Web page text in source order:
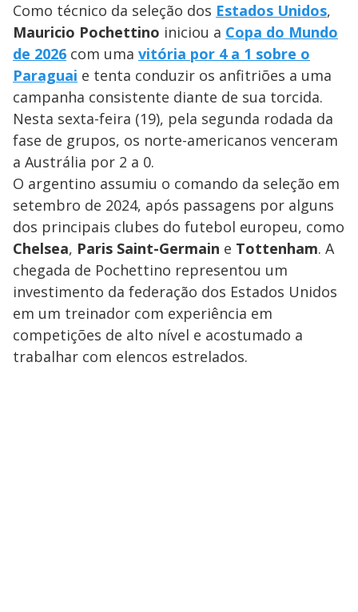
Como técnico da seleção dos Estados Unidos,
Mauricio Pochettino iniciou a Copa do Mundo
de 2026 com uma vitória por 4 a 1 sobre o
Paraguai e tenta conduzir os anfitriões a uma
campanha consistente diante de sua torcida.
Nesta sexta-feira (19), pela segunda rodada da
fase de grupos, os norte-americanos venceram
a Austrália por 2 a 0.
O argentino assumiu o comando da seleção em
setembro de 2024, após passagens por alguns
dos principais clubes do futebol europeu, como
Chelsea, Paris Saint-Germain e Tottenham. A
chegada de Pochettino representou um
investimento da federação dos Estados Unidos
em um treinador com experiência em
competições de alto nível e acostumado a
trabalhar com elencos estrelados.